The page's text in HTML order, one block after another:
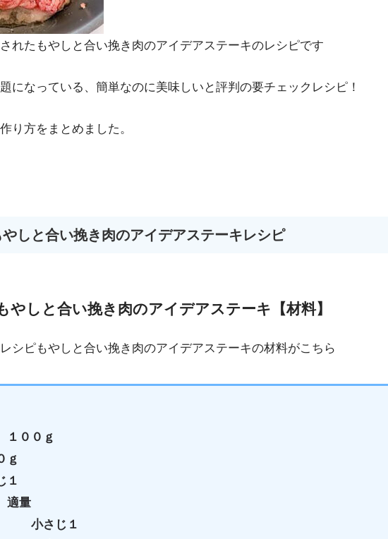
れたもやしと合い挽き肉のアイデアステーキのレシピです
になっている、簡単なのに美味しいと評判の要チェックレシピ！
り方をまとめました。
やしと合い挽き肉のアイデアステーキレシピ
やしと合い挽き肉のアイデアステーキ【材料】
シピもやしと合い挽き肉のアイデアステーキの材料がこちら
００ｇ
ｇ
１
量
小さじ１